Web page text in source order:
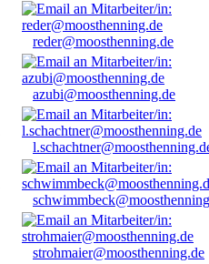
reder@moosthenning.de
azubi@moosthenning.de
strohmaier@moosthenning.de